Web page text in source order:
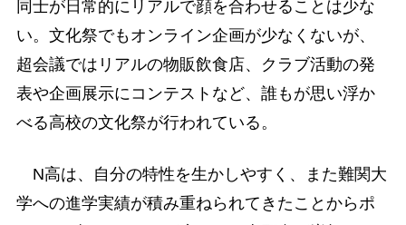
同士が日常的にリアルで顔を合わせることは少な
い。文化祭でもオンライン企画が少なくないが、
超会議ではリアルの物販飲食店、クラブ活動の発
表や企画展示にコンテストなど、誰もが思い浮か
べる高校の文化祭が行われている。
N高は、自分の特性を生かしやすく、また難関大
学への進学実績が積み重ねられてきたことからポ